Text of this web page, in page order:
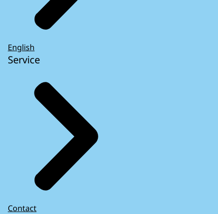
English
Service
Contact